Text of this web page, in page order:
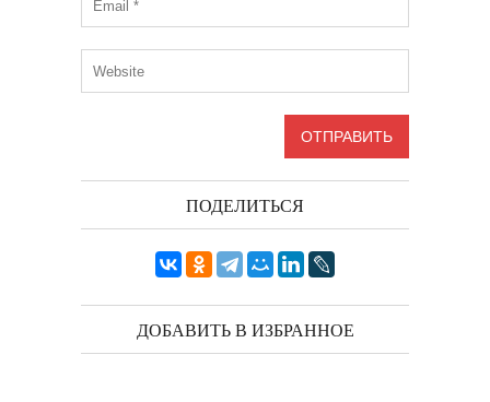
ПОДЕЛИТЬСЯ
ДОБАВИТЬ В ИЗБРАННОЕ